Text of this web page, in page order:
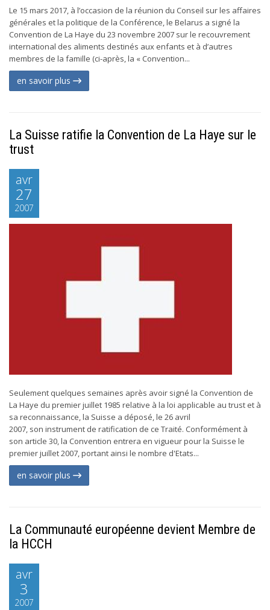
Le 15 mars 2017, à l’occasion de la réunion du Conseil sur les affaires
générales et la politique de la Conférence, le Belarus a signé la
Convention de La Haye du 23 novembre 2007 sur le recouvrement
international des aliments destinés aux enfants et à d’autres
membres de la famille (ci-après, la « Convention...
en savoir plus
La Suisse ratifie la Convention de La Haye sur le
trust
avr
27
2007
Seulement quelques semaines après avoir signé la Convention de
La Haye du premier juillet 1985 relative à la loi applicable au trust et à
sa reconnaissance, la Suisse a déposé, le 26 avril
2007, son instrument de ratification de ce Traité. Conformément à
son article 30, la Convention entrera en vigueur pour la Suisse le
premier juillet 2007, portant ainsi le nombre d'Etats...
en savoir plus
La Communauté européenne devient Membre de
la HCCH
avr
3
2007